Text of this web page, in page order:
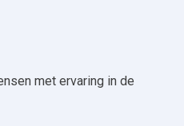
met ervaring in de